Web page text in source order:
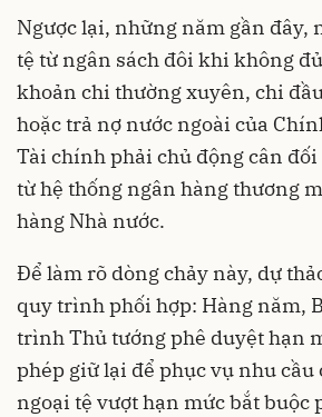
Ngược lại, những năm gần đây,
tệ từ ngân sách đôi khi không
khoản chi thường xuyên, chi
hoặc trả nợ nước ngoài của
Tài chính phải chủ động cân
từ hệ thống ngân hàng thương
hàng Nhà nước.
Để làm rõ dòng chảy này, dự
quy trình phối hợp: Hàng năm,
trình Thủ tướng phê duyệt hạn
phép giữ lại để phục vụ nhu cầu
ngoại tệ vượt hạn mức bắt buộc